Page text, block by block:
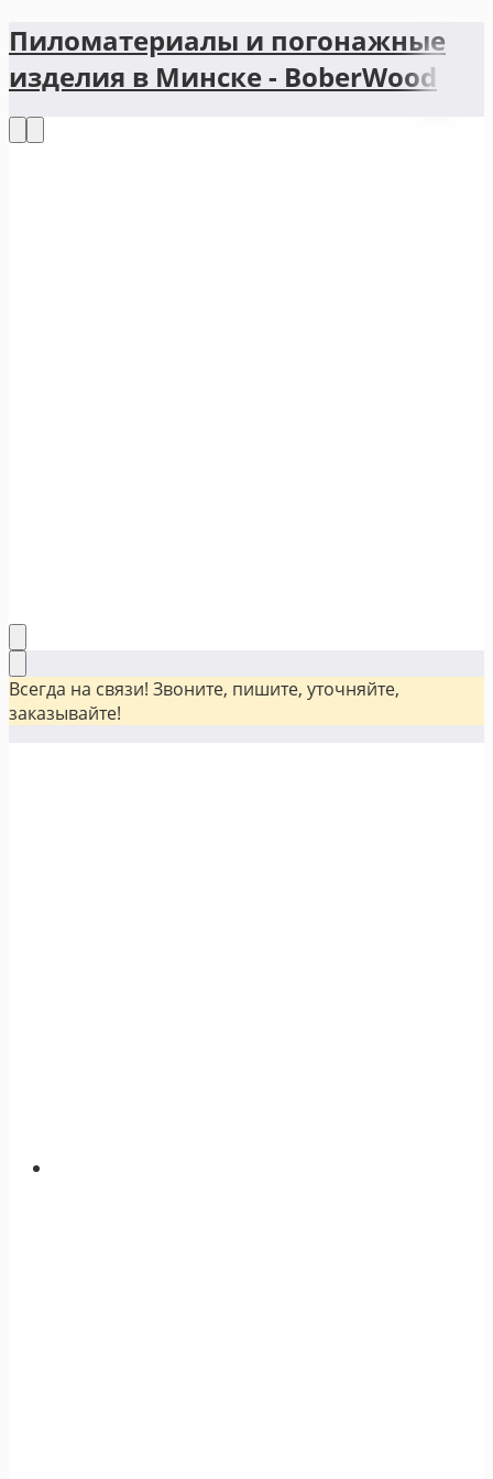
Пиломатериалы и погонажные
изделия в Минске - BoberWood
Всегда на связи! Звоните, пишите, уточняйте,
заказывайте!